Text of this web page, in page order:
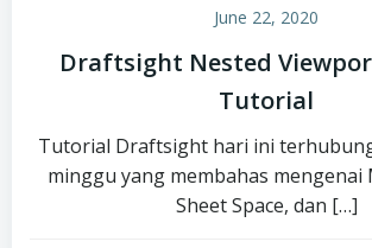
June 22, 2020
Draftsight Nested
Tutorial
Tutorial Draftsight hari ini
minggu yang membahas mengenai
Sheet Space, dan […]